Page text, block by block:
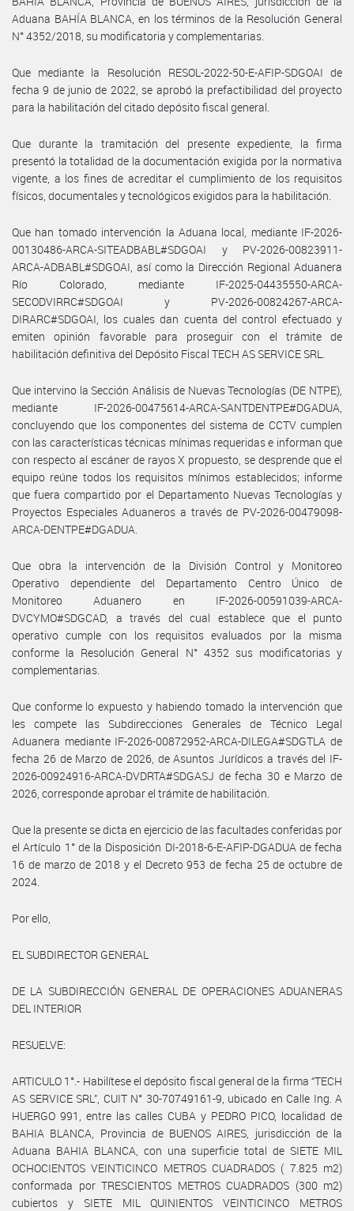
Aduana BAHÍA BLANCA, en los términos de la Resolución General
N° 4352/2018, su modificatoria y complementarias.
Que mediante la Resolución RESOL-2022-50-E-AFIP-SDGOAI de
fecha 9 de junio de 2022, se aprobó la prefactibilidad del proyecto
para la habilitación del citado depósito fiscal general.
Que durante la tramitación del presente expediente, la firma
presentó la totalidad de la documentación exigida por la normativa
vigente, a los fines de acreditar el cumplimiento de los requisitos
físicos, documentales y tecnológicos exigidos para la habilitación.
Que han tomado intervención la Aduana local, mediante IF-2026-
00130486-ARCA-SITEADBABL#SDGOAI y PV-2026-00823911-
ARCA-ADBABL#SDGOAI, así como la Dirección Regional Aduanera
Río Colorado, mediante IF-2025-04435550-ARCA-
SECODVIRRC#SDGOAI y PV-2026-00824267-ARCA-
DIRARC#SDGOAI, los cuales dan cuenta del control efectuado y
emiten opinión favorable para proseguir con el trámite de
habilitación definitiva del Depósito Fiscal TECH AS SERVICE SRL.
Que intervino la Sección Análisis de Nuevas Tecnologías (DE NTPE),
mediante IF-2026-00475614-ARCA-SANTDENTPE#DGADUA,
concluyendo que los componentes del sistema de CCTV cumplen
con las características técnicas mínimas requeridas e informan que
con respecto al escáner de rayos X propuesto, se desprende que el
equipo reúne todos los requisitos mínimos establecidos; informe
que fuera compartido por el Departamento Nuevas Tecnologías y
Proyectos Especiales Aduaneros a través de PV-2026-00479098-
ARCA-DENTPE#DGADUA.
Que obra la intervención de la División Control y Monitoreo
Operativo dependiente del Departamento Centro Único de
Monitoreo Aduanero en IF-2026-00591039-ARCA-
DVCYMO#SDGCAD, a través del cual establece que el punto
operativo cumple con los requisitos evaluados por la misma
conforme la Resolución General N° 4352 sus modificatorias y
complementarias.
Que conforme lo expuesto y habiendo tomado la intervención que
les compete las Subdirecciones Generales de Técnico Legal
Aduanera mediante IF-2026-00872952-ARCA-DILEGA#SDGTLA de
fecha 26 de Marzo de 2026, de Asuntos Jurídicos a través del IF-
2026-00924916-ARCA-DVDRTA#SDGASJ de fecha 30 e Marzo de
2026, corresponde aprobar el trámite de habilitación.
Que la presente se dicta en ejercicio de las facultades conferidas por
el Artículo 1° de la Disposición DI-2018-6-E-AFIP-DGADUA de fecha
16 de marzo de 2018 y el Decreto 953 de fecha 25 de octubre de
2024.
Por ello,
EL SUBDIRECTOR GENERAL
DE LA SUBDIRECCIÓN GENERAL DE OPERACIONES ADUANERAS
DEL INTERIOR
RESUELVE:
ARTICULO 1°.- Habilítese el depósito fiscal general de la firma “TECH
AS SERVICE SRL”, CUIT N° 30-70749161-9, ubicado en Calle Ing. A
HUERGO 991, entre las calles CUBA y PEDRO PICO, localidad de
BAHIA BLANCA, Provincia de BUENOS AIRES, jurisdicción de la
Aduana BAHIA BLANCA, con una superficie total de SIETE MIL
OCHOCIENTOS VEINTICINCO METROS CUADRADOS ( 7.825 m2)
conformada por TRESCIENTOS METROS CUADRADOS (300 m2)
cubiertos y SIETE MIL QUINIENTOS VEINTICINCO METROS